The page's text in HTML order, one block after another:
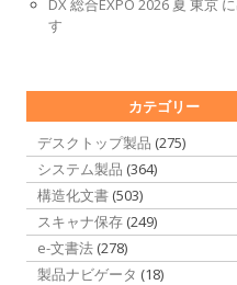
DX 総合EXPO 2026 夏 東京
す
カテゴリー
デスクトップ製品 (275)
システム製品 (364)
構造化文書 (503)
スキャナ保存 (249)
e-文書法 (278)
製品ナビゲータ (18)